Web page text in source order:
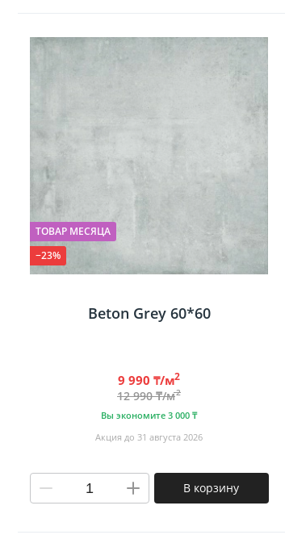
ТОВАР МЕСЯЦА
−23%
Beton Grey 60*60
9 990 ₸/м2
12 990 ₸/м2
Вы экономите 3 000 ₸
Акция до 31 августа 2026
В корзину